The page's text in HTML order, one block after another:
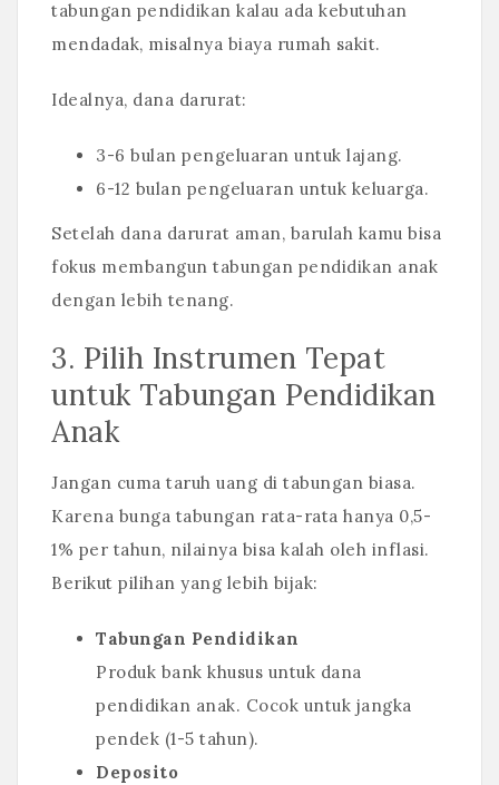
tabungan pendidikan kalau ada kebutuhan
mendadak, misalnya biaya rumah sakit.
Idealnya, dana darurat:
3-6 bulan pengeluaran untuk lajang.
6-12 bulan pengeluaran untuk keluarga.
Setelah dana darurat aman, barulah kamu bisa
fokus membangun tabungan pendidikan anak
dengan lebih tenang.
3. Pilih Instrumen Tepat
untuk Tabungan Pendidikan
Anak
Jangan cuma taruh uang di tabungan biasa.
Karena bunga tabungan rata-rata hanya 0,5-
1% per tahun, nilainya bisa kalah oleh inflasi.
Berikut pilihan yang lebih bijak:
Tabungan Pendidikan
Produk bank khusus untuk dana
pendidikan anak. Cocok untuk jangka
pendek (1-5 tahun).
Deposito